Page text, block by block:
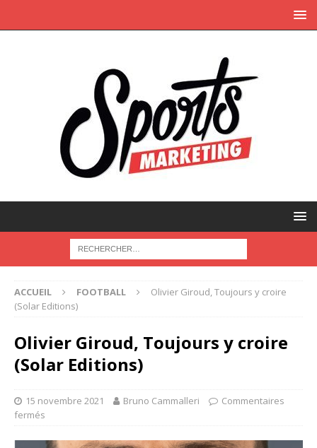
ACCUEIL FOOTBALL
Olivier Giroud, Toujours y croire
(Solar Editions)
Olivier Giroud, Toujours y croire
(Solar Editions)
15 novembre 2021 Bruno Cammalleri
Commentaires
fermés